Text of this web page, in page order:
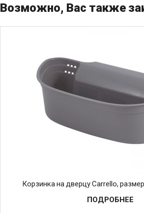
Возможно, Вас также
Корзинка на дверцу Carrello,
ПОДРОБНЕЕ